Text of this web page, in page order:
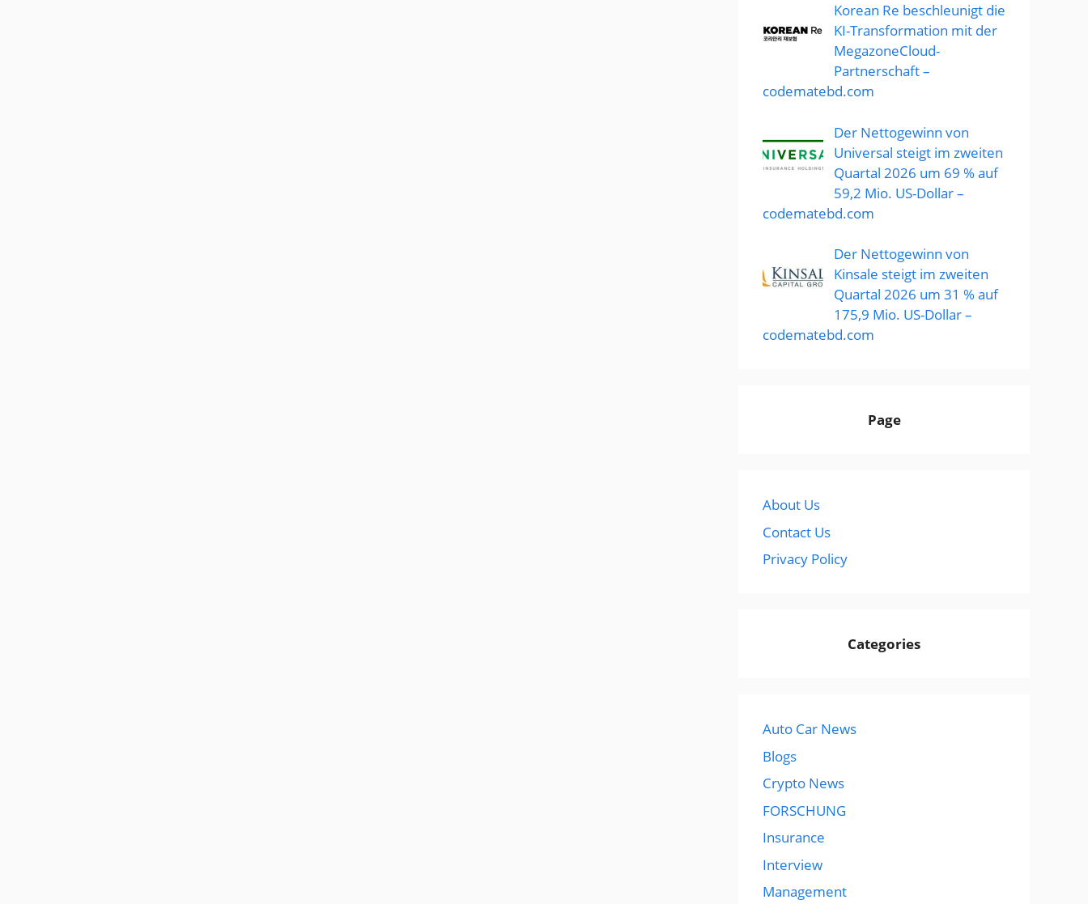
Korean Re beschleunigt die
KI-Transformation mit der
MegazoneCloud-
Partnerschaft –
codematebd.com
Der Nettogewinn von
Universal steigt im zweiten
Quartal 2026 um 69 % auf
59,2 Mio. US-Dollar –
codematebd.com
Der Nettogewinn von
Kinsale steigt im zweiten
Quartal 2026 um 31 % auf
175,9 Mio. US-Dollar –
codematebd.com
Page
About Us
Contact Us
Privacy Policy
Categories
Auto Car News
Blogs
Crypto News
FORSCHUNG
Insurance
Interview
Management